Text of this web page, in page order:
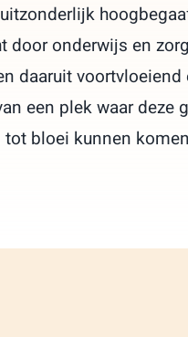
door onderwijs en
daaruit voortvloeiend
een plek waar deze
tot bloei kunnen